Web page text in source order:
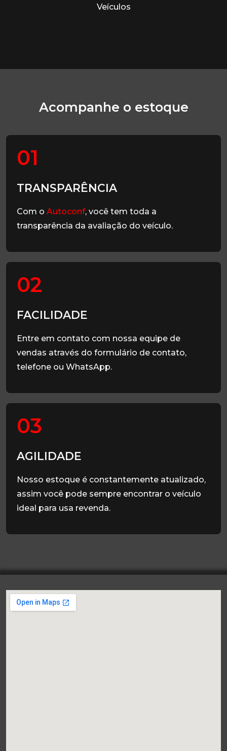
Veículos
Acompanhe o estoque
01
TRANSPARÊNCIA
Com o Autoconf, você tem toda a
transparência da avaliação do veículo.
02
FACILIDADE
Entre em contato com nossa equipe de
vendas através do formulário de contato,
telefone ou WhatsApp.
03
AGILIDADE
Nosso estoque é constantemente atualizado,
assim você pode sempre encontrar o veículo
ideal para usa revenda.